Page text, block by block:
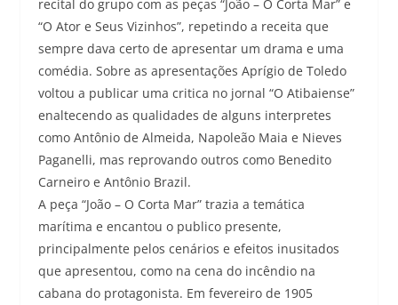
recital do grupo com as peças “João – O Corta Mar” e
“O Ator e Seus Vizinhos”, repetindo a receita que
sempre dava certo de apresentar um drama e uma
comédia. Sobre as apresentações Aprígio de Toledo
voltou a publicar uma critica no jornal “O Atibaiense”
enaltecendo as qualidades de alguns interpretes
como Antônio de Almeida, Napoleão Maia e Nieves
Paganelli, mas reprovando outros como Benedito
Carneiro e Antônio Brazil.
A peça “João – O Corta Mar” trazia a temática
marítima e encantou o publico presente,
principalmente pelos cenários e efeitos inusitados
que apresentou, como na cena do incêndio na
cabana do protagonista. Em fevereiro de 1905